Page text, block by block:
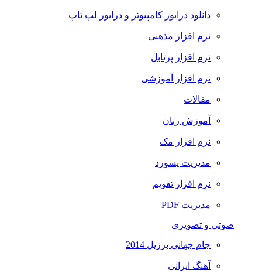
دانلود درایور کامپیوتر و درایور لپ تاپ
نرم افزار مذهبی
نرم افزار پرتابل
نرم افزار آموزشی
مقالات
آموزش زبان
نرم افزار مک
مدیریت پسورد
نرم افزار تقویم
مدیریت PDF
صوتی و تصویری
جام جهانی برزیل 2014
آهنگ ایرانی